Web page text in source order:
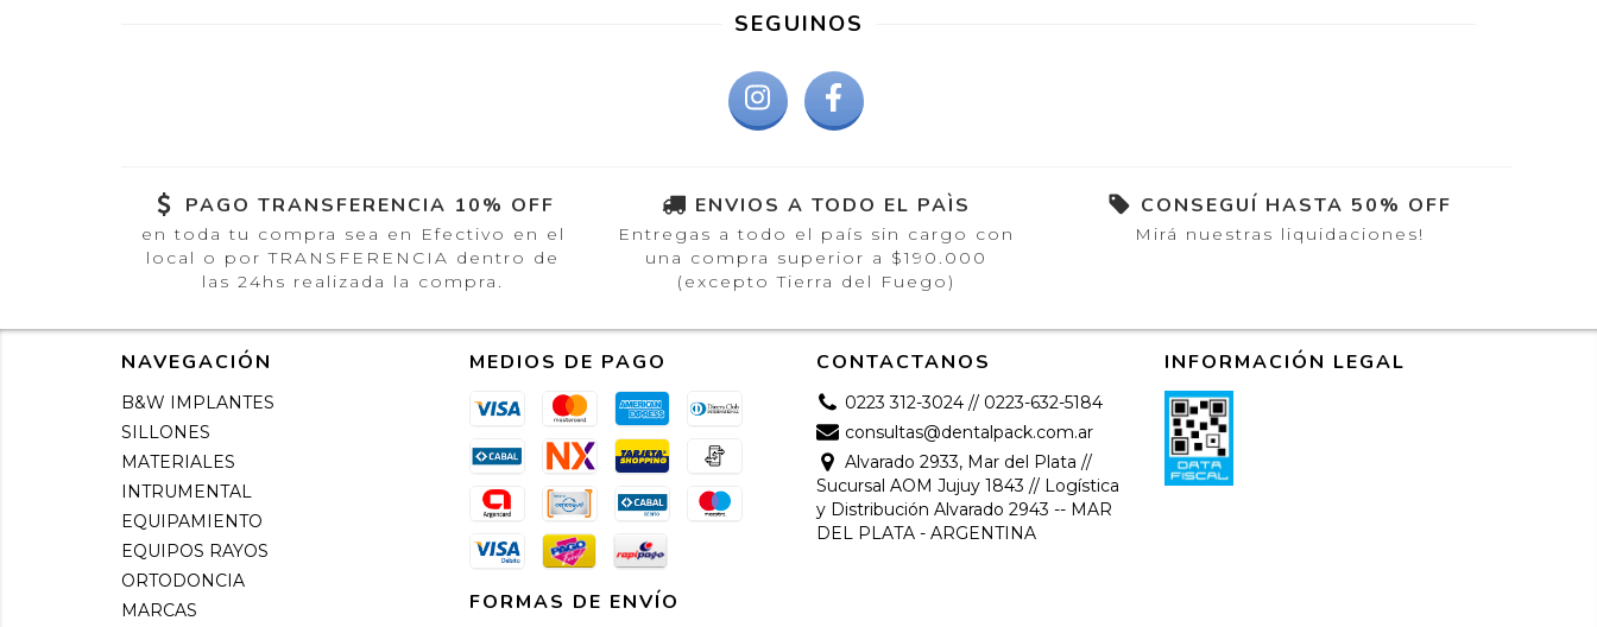
SEGUINOS
PAGO TRANSFERENCIA 10% OFF
en toda tu compra sea en Efectivo en el
local o por TRANSFERENCIA dentro de
las 24hs realizada la compra.
ENVIOS A TODO EL PAÌS
Entregas a todo el país sin cargo con
una compra superior a $190.000
(excepto Tierra del Fuego)
CONSEGUÍ HASTA 50% OFF
Mirá nuestras liquidaciones!
NAVEGACIÓN
B&W IMPLANTES
SILLONES
MATERIALES
INTRUMENTAL
EQUIPAMIENTO
EQUIPOS RAYOS
ORTODONCIA
MARCAS
MEDIOS DE PAGO
FORMAS DE ENVÍO
CONTACTANOS
0223 312-3024 // 0223-632-5184
consultas@dentalpack.com.ar
Alvarado 2933, Mar del Plata //
Sucursal AOM Jujuy 1843 // Logística
y Distribución Alvarado 2943 -- MAR
DEL PLATA - ARGENTINA
INFORMACIÓN LEGAL